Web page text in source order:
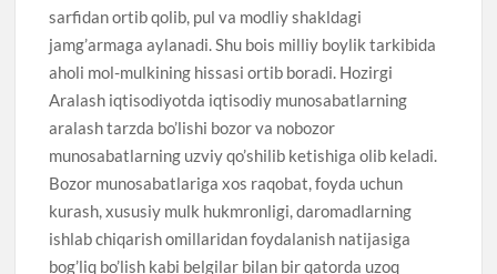
sarfidan ortib qolib, pul va modliy shakldagi
jamg’armaga aylanadi. Shu bois milliy boylik tarkibida
aholi mol-mulkining hissasi ortib boradi. Hozirgi
Aralash iqtisodiyotda iqtisodiy munosabatlarning
aralash tarzda bo’lishi bozor va nobozor
munosabatlarning uzviy qo’shilib ketishiga olib keladi.
Bozor munosabatlariga xos raqobat, foyda uchun
kurash, xususiy mulk hukmronligi, daromadlarning
ishlab chiqarish omillaridan foydalanish natijasiga
bog’liq bo’lish kabi belgilar bilan bir qatorda uzoq